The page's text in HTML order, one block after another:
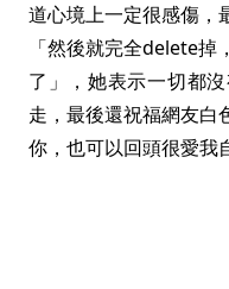
道心境上一定很感傷，
「然後就完全delete
了」，她表示一切都
走，最後還祝福網友白
你，也可以回頭很愛我